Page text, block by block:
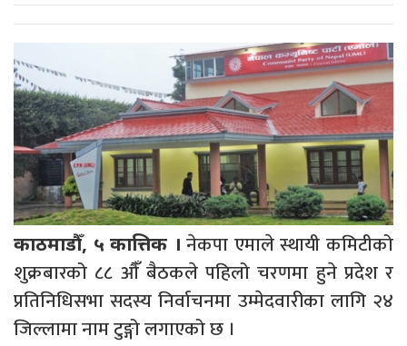
काठमाडौँ, ५ कात्तिक । नेकपा एमाले स्थायी कमिटीको
शुक्रबारको ८८ औंँ बैठकले पहिलो चरणमा हुने प्रदेश र
प्रतिनिधिसभा सदस्य निर्वाचनमा उम्मेदवारीका लागि २४
जिल्लामा नाम टुङ्गो लगाएको छ ।